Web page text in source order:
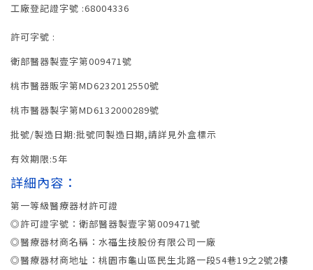
工廠登記證字號 :68004336
許可字號 :
衛部醫器製壹字第009471號
桃市醫器販字第MD6232012550號
桃市醫器製字第MD6132000289號
批號/製造日期:批號同製造日期,請詳見外盒標示
有效期限:5年
詳細內容：
第一等級醫療器材許可證
◎許可證字號：衛部醫器製壹字第009471號
◎醫療器材商名稱：水福生技股份有限公司一廠
◎醫療器材商地址：桃園市龜山區民生北路一段54巷19之2號2樓